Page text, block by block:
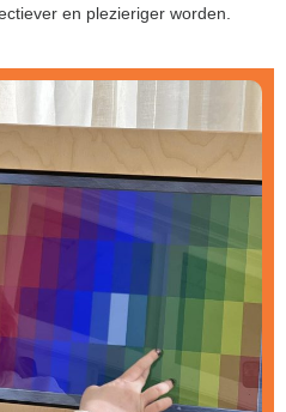
en plezieriger worden.